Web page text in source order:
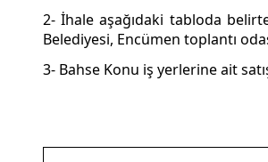
2- İhale aşağıdaki tabloda
Belediyesi, Encümen toplantı
3- Bahse Konu iş yerlerine ait